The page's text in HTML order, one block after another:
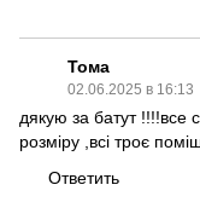
Тома
02.06.2025 в 16:13
дякую за батут!!!!все
розміру ,всі троє
Ответить